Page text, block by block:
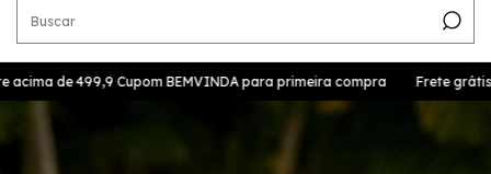
de 499,9 Cupom BEMVINDA para primeira compra Frete grátis